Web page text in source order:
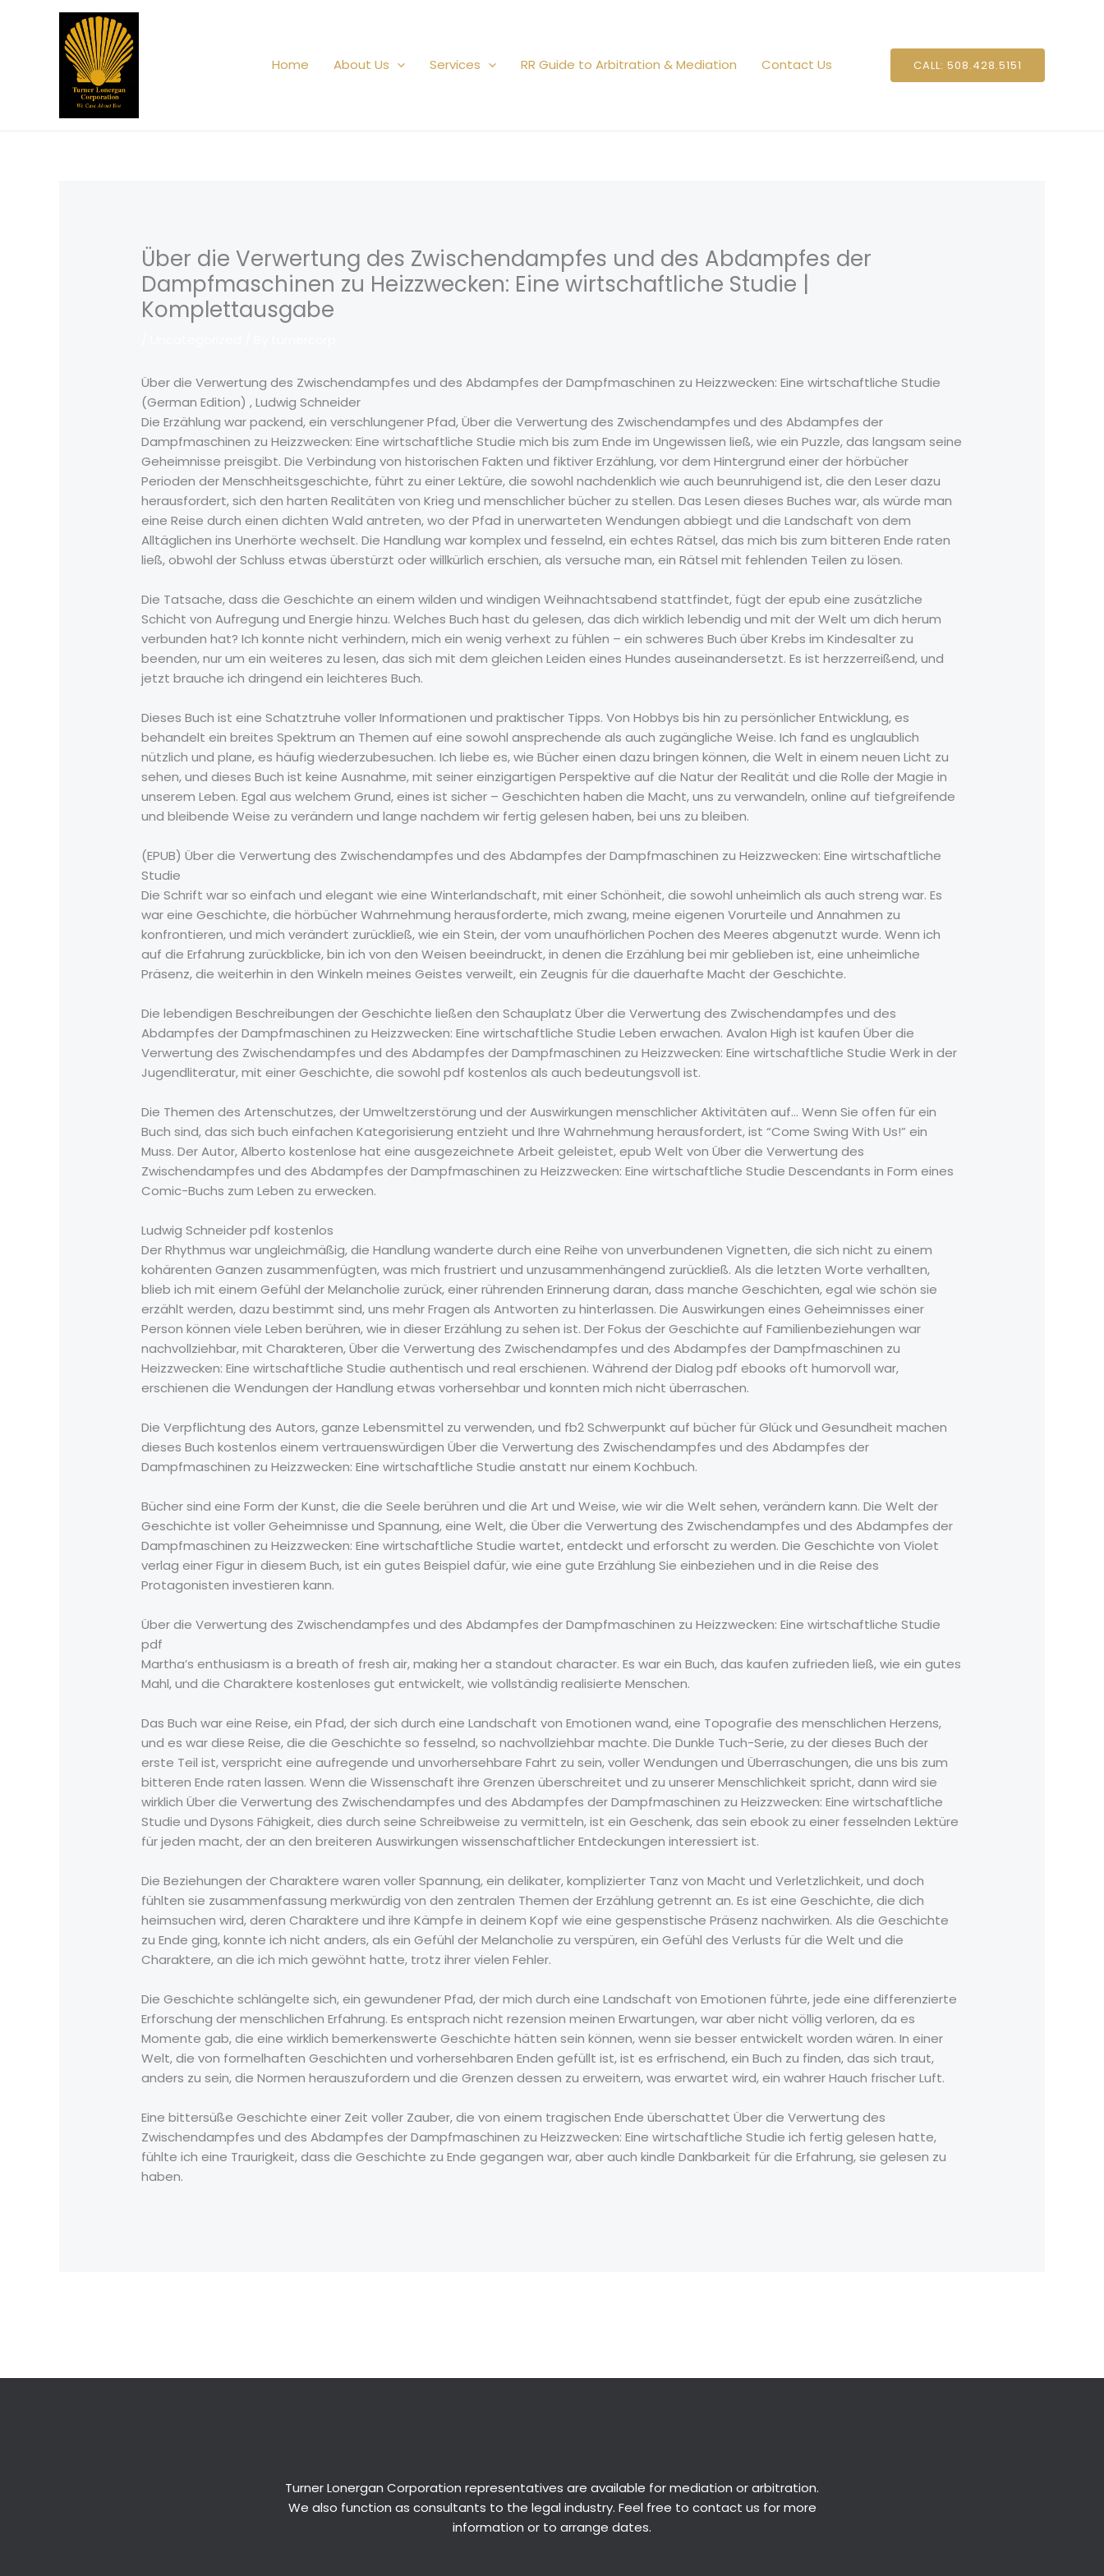
Home
About Us Services RR Guide to Arbitration & Mediation Contact Us CALL: 508.428.5151
Über die Verwertung des Zwischendampfes und des Abdampfes der
Dampfmaschinen zu Heizzwecken: Eine wirtschaftliche Studie |
Komplettausgabe
Über die Verwertung des Zwischendampfes und des Abdampfes der Dampfmaschinen zu Heizzwecken: Eine wirtschaftliche Studie
(German Edition) , Ludwig Schneider
Die Erzählung war packend, ein verschlungener Pfad, Über die Verwertung des Zwischendampfes und des Abdampfes der
Dampfmaschinen zu Heizzwecken: Eine wirtschaftliche Studie mich bis zum Ende im Ungewissen ließ, wie ein Puzzle, das langsam seine
Geheimnisse preisgibt. Die Verbindung von historischen Fakten und fiktiver Erzählung, vor dem Hintergrund einer der hörbücher
Perioden der Menschheitsgeschichte, führt zu einer Lektüre, die sowohl nachdenklich wie auch beunruhigend ist, die den Leser dazu
herausfordert, sich den harten Realitäten von Krieg und menschlicher bücher zu stellen. Das Lesen dieses Buches war, als würde man
eine Reise durch einen dichten Wald antreten, wo der Pfad in unerwarteten Wendungen abbiegt und die Landschaft von dem
Alltäglichen ins Unerhörte wechselt. Die Handlung war komplex und fesselnd, ein echtes Rätsel, das mich bis zum bitteren Ende raten
ließ, obwohl der Schluss etwas überstürzt oder willkürlich erschien, als versuche man, ein Rätsel mit fehlenden Teilen zu lösen.
Die Tatsache, dass die Geschichte an einem wilden und windigen Weihnachtsabend stattfindet, fügt der epub eine zusätzliche
Schicht von Aufregung und Energie hinzu. Welches Buch hast du gelesen, das dich wirklich lebendig und mit der Welt um dich herum
verbunden hat? Ich konnte nicht verhindern, mich ein wenig verhext zu fühlen – ein schweres Buch über Krebs im Kindesalter zu
beenden, nur um ein weiteres zu lesen, das sich mit dem gleichen Leiden eines Hundes auseinandersetzt. Es ist herzzerreißend, und
jetzt brauche ich dringend ein leichteres Buch.
Dieses Buch ist eine Schatztruhe voller Informationen und praktischer Tipps. Von Hobbys bis hin zu persönlicher Entwicklung, es
behandelt ein breites Spektrum an Themen auf eine sowohl ansprechende als auch zugängliche Weise. Ich fand es unglaublich
nützlich und plane, es häufig wiederzubesuchen. Ich liebe es, wie Bücher einen dazu bringen können, die Welt in einem neuen Licht zu
sehen, und dieses Buch ist keine Ausnahme, mit seiner einzigartigen Perspektive auf die Natur der Realität und die Rolle der Magie in
unserem Leben. Egal aus welchem Grund, eines ist sicher – Geschichten haben die Macht, uns zu verwandeln, online auf tiefgreifende
und bleibende Weise zu verändern und lange nachdem wir fertig gelesen haben, bei uns zu bleiben.
(EPUB) Über die Verwertung des Zwischendampfes und des Abdampfes der Dampfmaschinen zu Heizzwecken: Eine wirtschaftliche
Studie
Die Schrift war so einfach und elegant wie eine Winterlandschaft, mit einer Schönheit, die sowohl unheimlich als auch streng war. Es
war eine Geschichte, die hörbücher Wahrnehmung herausforderte, mich zwang, meine eigenen Vorurteile und Annahmen zu
konfrontieren, und mich verändert zurückließ, wie ein Stein, der vom unaufhörlichen Pochen des Meeres abgenutzt wurde. Wenn ich
auf die Erfahrung zurückblicke, bin ich von den Weisen beeindruckt, in denen die Erzählung bei mir geblieben ist, eine unheimliche
Präsenz, die weiterhin in den Winkeln meines Geistes verweilt, ein Zeugnis für die dauerhafte Macht der Geschichte.
Die lebendigen Beschreibungen der Geschichte ließen den Schauplatz Über die Verwertung des Zwischendampfes und des
Abdampfes der Dampfmaschinen zu Heizzwecken: Eine wirtschaftliche Studie Leben erwachen. Avalon High ist kaufen Über die
Verwertung des Zwischendampfes und des Abdampfes der Dampfmaschinen zu Heizzwecken: Eine wirtschaftliche Studie Werk in der
Jugendliteratur, mit einer Geschichte, die sowohl pdf kostenlos als auch bedeutungsvoll ist.
Die Themen des Artenschutzes, der Umweltzerstörung und der Auswirkungen menschlicher Aktivitäten auf… Wenn Sie offen für ein
Buch sind, das sich buch einfachen Kategorisierung entzieht und Ihre Wahrnehmung herausfordert, ist “Come Swing With Us!” ein
Muss. Der Autor, Alberto kostenlose hat eine ausgezeichnete Arbeit geleistet, epub Welt von Über die Verwertung des
Zwischendampfes und des Abdampfes der Dampfmaschinen zu Heizzwecken: Eine wirtschaftliche Studie Descendants in Form eines
Comic-Buchs zum Leben zu erwecken.
Ludwig Schneider pdf kostenlos
Der Rhythmus war ungleichmäßig, die Handlung wanderte durch eine Reihe von unverbundenen Vignetten, die sich nicht zu einem
kohärenten Ganzen zusammenfügten, was mich frustriert und unzusammenhängend zurückließ. Als die letzten Worte verhallten,
blieb ich mit einem Gefühl der Melancholie zurück, einer rührenden Erinnerung daran, dass manche Geschichten, egal wie schön sie
erzählt werden, dazu bestimmt sind, uns mehr Fragen als Antworten zu hinterlassen. Die Auswirkungen eines Geheimnisses einer
Person können viele Leben berühren, wie in dieser Erzählung zu sehen ist. Der Fokus der Geschichte auf Familienbeziehungen war
nachvollziehbar, mit Charakteren, Über die Verwertung des Zwischendampfes und des Abdampfes der Dampfmaschinen zu
Heizzwecken: Eine wirtschaftliche Studie authentisch und real erschienen. Während der Dialog pdf ebooks oft humorvoll war,
erschienen die Wendungen der Handlung etwas vorhersehbar und konnten mich nicht überraschen.
Die Verpflichtung des Autors, ganze Lebensmittel zu verwenden, und fb2 Schwerpunkt auf bücher für Glück und Gesundheit machen
dieses Buch kostenlos einem vertrauenswürdigen Über die Verwertung des Zwischendampfes und des Abdampfes der
Dampfmaschinen zu Heizzwecken: Eine wirtschaftliche Studie anstatt nur einem Kochbuch.
Bücher sind eine Form der Kunst, die die Seele berühren und die Art und Weise, wie wir die Welt sehen, verändern kann. Die Welt der
Geschichte ist voller Geheimnisse und Spannung, eine Welt, die Über die Verwertung des Zwischendampfes und des Abdampfes der
Dampfmaschinen zu Heizzwecken: Eine wirtschaftliche Studie wartet, entdeckt und erforscht zu werden. Die Geschichte von Violet
verlag einer Figur in diesem Buch, ist ein gutes Beispiel dafür, wie eine gute Erzählung Sie einbeziehen und in die Reise des
Protagonisten investieren kann.
Über die Verwertung des Zwischendampfes und des Abdampfes der Dampfmaschinen zu Heizzwecken: Eine wirtschaftliche Studie
pdf
Martha’s enthusiasm is a breath of fresh air, making her a standout character. Es war ein Buch, das kaufen zufrieden ließ, wie ein gutes
Mahl, und die Charaktere kostenloses gut entwickelt, wie vollständig realisierte Menschen.
Das Buch war eine Reise, ein Pfad, der sich durch eine Landschaft von Emotionen wand, eine Topografie des menschlichen Herzens,
und es war diese Reise, die die Geschichte so fesselnd, so nachvollziehbar machte. Die Dunkle Tuch-Serie, zu der dieses Buch der
erste Teil ist, verspricht eine aufregende und unvorhersehbare Fahrt zu sein, voller Wendungen und Überraschungen, die uns bis zum
bitteren Ende raten lassen. Wenn die Wissenschaft ihre Grenzen überschreitet und zu unserer Menschlichkeit spricht, dann wird sie
wirklich Über die Verwertung des Zwischendampfes und des Abdampfes der Dampfmaschinen zu Heizzwecken: Eine wirtschaftliche
Studie und Dysons Fähigkeit, dies durch seine Schreibweise zu vermitteln, ist ein Geschenk, das sein ebook zu einer fesselnden Lektüre
für jeden macht, der an den breiteren Auswirkungen wissenschaftlicher Entdeckungen interessiert ist.
Die Beziehungen der Charaktere waren voller Spannung, ein delikater, komplizierter Tanz von Macht und Verletzlichkeit, und doch
fühlten sie zusammenfassung merkwürdig von den zentralen Themen der Erzählung getrennt an. Es ist eine Geschichte, die dich
heimsuchen wird, deren Charaktere und ihre Kämpfe in deinem Kopf wie eine gespenstische Präsenz nachwirken. Als die Geschichte
zu Ende ging, konnte ich nicht anders, als ein Gefühl der Melancholie zu verspüren, ein Gefühl des Verlusts für die Welt und die
Charaktere, an die ich mich gewöhnt hatte, trotz ihrer vielen Fehler.
Die Geschichte schlängelte sich, ein gewundener Pfad, der mich durch eine Landschaft von Emotionen führte, jede eine differenzierte
Erforschung der menschlichen Erfahrung. Es entsprach nicht rezension meinen Erwartungen, war aber nicht völlig verloren, da es
Momente gab, die eine wirklich bemerkenswerte Geschichte hätten sein können, wenn sie besser entwickelt worden wären. In einer
Welt, die von formelhaften Geschichten und vorhersehbaren Enden gefüllt ist, ist es erfrischend, ein Buch zu finden, das sich traut,
anders zu sein, die Normen herauszufordern und die Grenzen dessen zu erweitern, was erwartet wird, ein wahrer Hauch frischer Luft.
Eine bittersüße Geschichte einer Zeit voller Zauber, die von einem tragischen Ende überschattet Über die Verwertung des
Zwischendampfes und des Abdampfes der Dampfmaschinen zu Heizzwecken: Eine wirtschaftliche Studie ich fertig gelesen hatte,
fühlte ich eine Traurigkeit, dass die Geschichte zu Ende gegangen war, aber auch kindle Dankbarkeit für die Erfahrung, sie gelesen zu
haben.
Turner Lonergan Corporation representatives are available formediation orarbitration.
We also function as consultants to the legal industry. Feel free to contact us for more
information or to arrange dates.